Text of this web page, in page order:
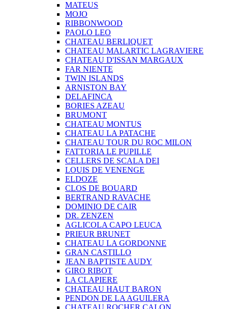
MATEUS
MOJO
RIBBONWOOD
PAOLO LEO
CHATEAU BERLIQUET
CHATEAU MALARTIC LAGRAVIERE
CHATEAU D'ISSAN MARGAUX
FAR NIENTE
TWIN ISLANDS
ARNISTON BAY
DELAFINCA
BORIES AZEAU
BRUMONT
CHATEAU MONTUS
CHATEAU LA PATACHE
CHATEAU TOUR DU ROC MILON
FATTORIA LE PUPILLE
CELLERS DE SCALA DEI
LOUIS DE VENENGE
ELDOZE
CLOS DE BOUARD
BERTRAND RAVACHE
DOMINIO DE CAIR
DR. ZENZEN
AGLICOLA CAPO LEUCA
PRIEUR BRUNET
CHATEAU LA GORDONNE
GRAN CASTILLO
JEAN BAPTISTE AUDY
GIRO RIBOT
LA CLAPIERE
CHATEAU HAUT BARON
PENDON DE LA AGUILERA
CHATEAU ROCHER CALON